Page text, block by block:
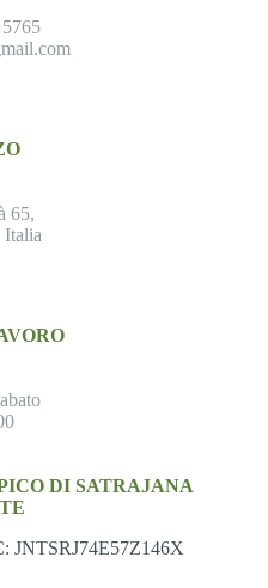
65,
DI SATRAJANA
JNTSRJ74E57Z146X